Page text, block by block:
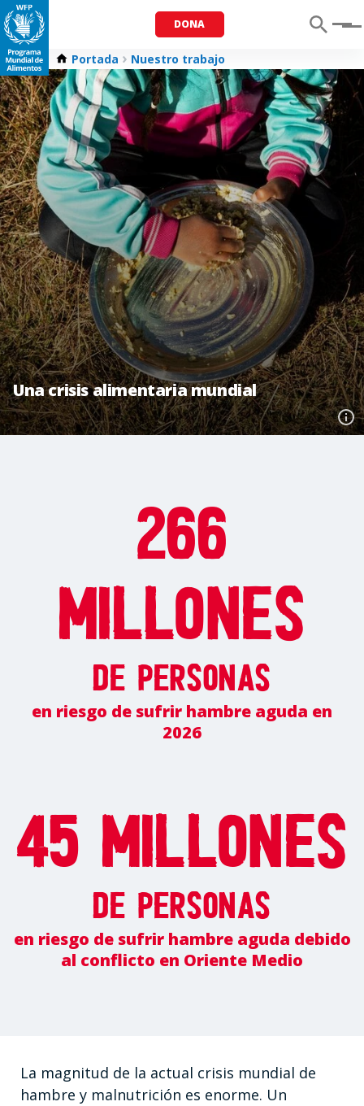
DONA Menu
Portada Nuestro trabajo
Una crisis alimentaria mundial
266
millones
de personas
en riesgo de sufrir hambre aguda en
2026
45 millones
de personas
en riesgo de sufrir hambre aguda debido
al conflicto en Oriente Medio
La magnitud de la actual crisis mundial de
hambre y malnutrición es enorme. Un